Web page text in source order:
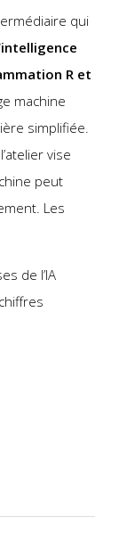
qui
R et
machine
simplifiée.
vise
peut
Les
de l’IA